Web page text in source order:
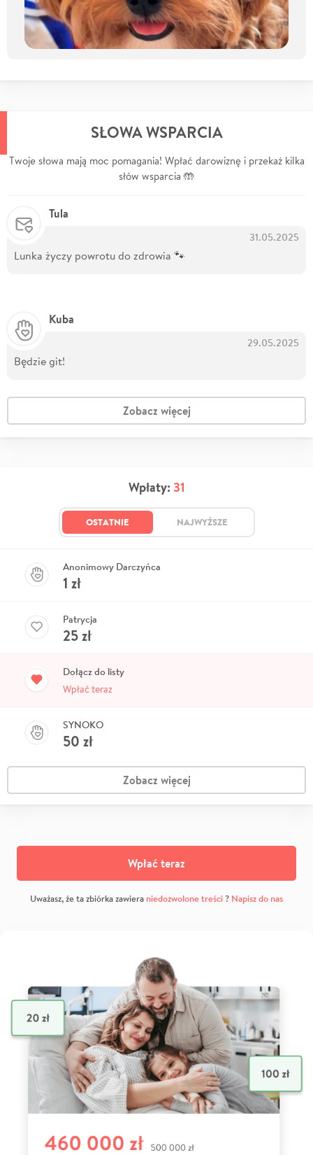
SŁOWA WSPARCIA
Twoje słowa mają moc pomagania! Wpłać darowiznę i przekaż kilka
słów wsparcia 🤲
Tula
31.05.2025
Lunka życzy powrotu do zdrowia 🐾
Kuba
29.05.2025
Będzie git!
Zobacz więcej
Wpłaty: 31
OSTATNIE NAJWYŻSZE
Anonimowy Darczyńca
1 zł
Patrycja
25zł
Dołącz do listy
Wpłać teraz
SYNOKO
50 zł
Zobacz więcej
Wpłać teraz
Uważasz, że ta zbiórka zawiera niedozwolone treści? Napisz do nas